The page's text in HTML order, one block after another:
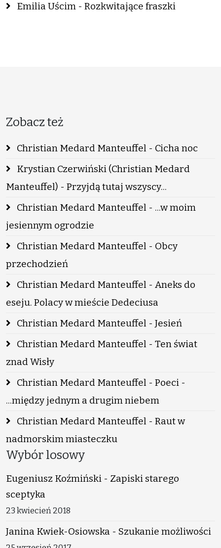
Emilia Uścim - Rozkwitające fraszki
Zobacz też
Christian Medard Manteuffel - Cicha noc
Krystian Czerwiński (Christian Medard
Manteuffel) - Przyjdą tutaj wszyscy...
Christian Medard Manteuffel - ...w moim
jesiennym ogrodzie
Christian Medard Manteuffel - Obcy
przechodzień
Christian Medard Manteuffel - Aneks do
eseju. Polacy w mieście Dedeciusa
Christian Medard Manteuffel - Jesień
Christian Medard Manteuffel - Ten świat
znad Wisły
Christian Medard Manteuffel - Poeci -
...między jednym a drugim niebem
Christian Medard Manteuffel - Raut w
nadmorskim miasteczku
Wybór losowy
Eugeniusz Koźmiński - Zapiski starego
sceptyka
23 kwiecień 2018
Janina Kwiek-Osiowska - Szukanie możliwości